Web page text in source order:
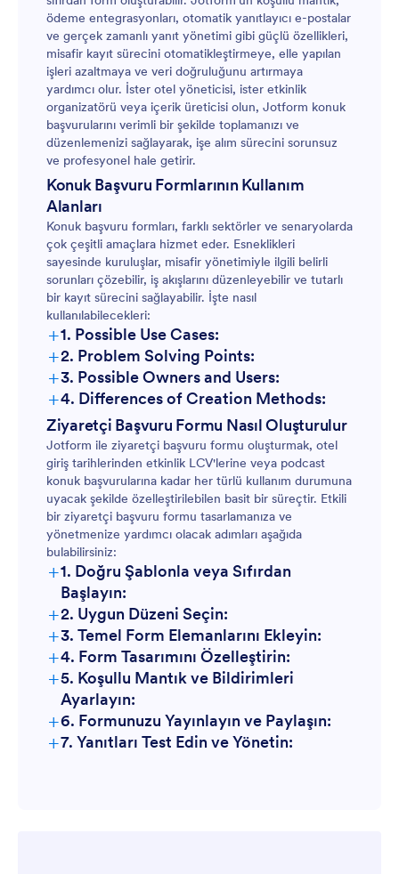
ödeme entegrasyonları, otomatik yanıtlayıcı e-postalar
ve gerçek zamanlı yanıt yönetimi gibi güçlü özellikleri,
misafir kayıt sürecini otomatikleştirmeye, elle yapılan
işleri azaltmaya ve veri doğruluğunu artırmaya
yardımcı olur. İster otel yöneticisi, ister etkinlik
organizatörü veya içerik üreticisi olun, Jotform konuk
başvurularını verimli bir şekilde toplamanızı ve
düzenlemenizi sağlayarak, işe alım sürecini sorunsuz
ve profesyonel hale getirir.
Konuk Başvuru Formlarının Kullanım
Alanları
Konuk başvuru formları, farklı sektörler ve senaryolarda
çok çeşitli amaçlara hizmet eder. Esneklikleri
sayesinde kuruluşlar, misafir yönetimiyle ilgili belirli
sorunları çözebilir, iş akışlarını düzenleyebilir ve tutarlı
bir kayıt sürecini sağlayabilir. İşte nasıl
kullanılabilecekleri:
+1. Possible Use Cases:
+2. Problem Solving Points:
+3. Possible Owners and Users:
+4. Differences of Creation Methods:
Ziyaretçi Başvuru Formu Nasıl Oluşturulur
Jotform ile ziyaretçi başvuru formu oluşturmak, otel
giriş tarihlerinden etkinlik LCV'lerine veya podcast
konuk başvurularına kadar her türlü kullanım durumuna
uyacak şekilde özelleştirilebilen basit bir süreçtir. Etkili
bir ziyaretçi başvuru formu tasarlamanıza ve
yönetmenize yardımcı olacak adımları aşağıda
bulabilirsiniz:
+1. Doğru Şablonla veya Sıfırdan
Başlayın:
+2. Uygun Düzeni Seçin:
+3. Temel Form Elemanlarını Ekleyin:
+4. Form Tasarımını Özelleştirin:
+5. Koşullu Mantık ve Bildirimleri
Ayarlayın:
+6. Formunuzu Yayınlayın ve Paylaşın:
+7. Yanıtları Test Edin ve Yönetin: